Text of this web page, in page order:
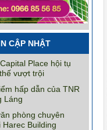
CẬP NHẬT
Place hội tụ
vượt trội
hấp dẫn của TNR
Láng
phòng chuyên
Harec Building